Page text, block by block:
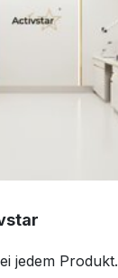
jedem Produkt.